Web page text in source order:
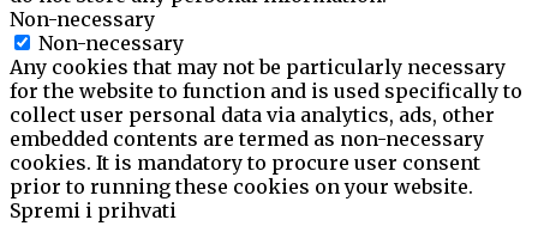
Non-necessary
Non-necessary
Any cookies that may not be particularly necessary
for the website to function and is used specifically to
collect user personal data via analytics, ads, other
embedded contents are termed as non-necessary
cookies. It is mandatory to procure user consent
prior to running these cookies on your website.
Spremi i prihvati